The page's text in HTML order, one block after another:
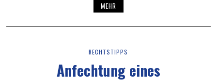
MEHR
RECHTSTIPPS
Anfechtung eines